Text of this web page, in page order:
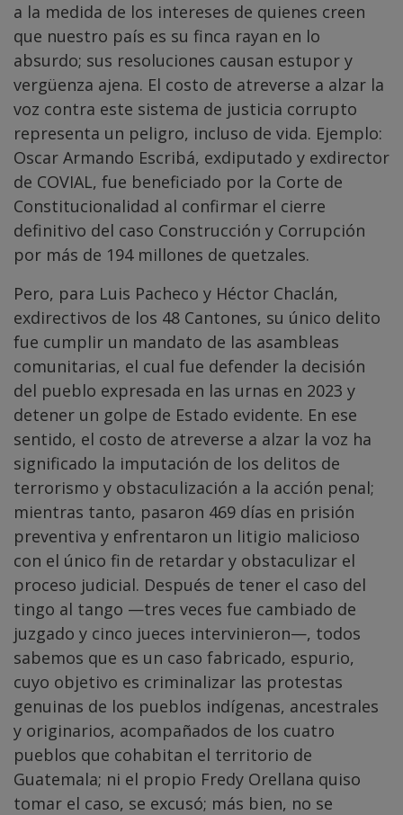
a la medida de los intereses de quienes creen
que nuestro país es su finca rayan en lo
absurdo; sus resoluciones causan estupor y
vergüenza ajena. El costo de atreverse a alzar la
voz contra este sistema de justicia corrupto
representa un peligro, incluso de vida. Ejemplo:
Oscar Armando Escribá, exdiputado y exdirector
de COVIAL, fue beneficiado por la Corte de
Constitucionalidad al confirmar el cierre
definitivo del caso Construcción y Corrupción
por más de 194 millones de quetzales.
Pero, para Luis Pacheco y Héctor Chaclán,
exdirectivos de los 48 Cantones, su único delito
fue cumplir un mandato de las asambleas
comunitarias, el cual fue defender la decisión
del pueblo expresada en las urnas en 2023 y
detener un golpe de Estado evidente. En ese
sentido, el costo de atreverse a alzar la voz ha
significado la imputación de los delitos de
terrorismo y obstaculización a la acción penal;
mientras tanto, pasaron 469 días en prisión
preventiva y enfrentaron un litigio malicioso
con el único fin de retardar y obstaculizar el
proceso judicial. Después de tener el caso del
tingo al tango —tres veces fue cambiado de
juzgado y cinco jueces intervinieron—, todos
sabemos que es un caso fabricado, espurio,
cuyo objetivo es criminalizar las protestas
genuinas de los pueblos indígenas, ancestrales
y originarios, acompañados de los cuatro
pueblos que cohabitan el territorio de
Guatemala; ni el propio Fredy Orellana quiso
tomar el caso, se excusó; más bien, no se